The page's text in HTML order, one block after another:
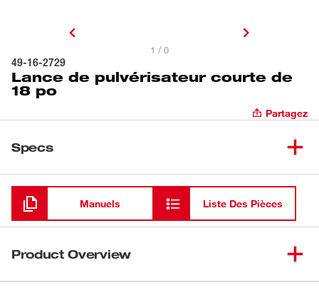
1 / 0
49-16-2729
Lance de pulvérisateur courte de
18 po
Partagez
Specs
Chargement
Manuels Liste Des Pièces
Product Overview